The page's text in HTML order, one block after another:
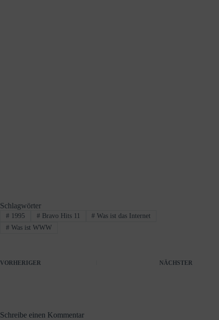
Schlagwörter
#1995 #Bravo Hits 11 # Was ist das Internet
#Was ist WWW
VORHERIGER NÄCHSTER
Schreibe einen Kommentar